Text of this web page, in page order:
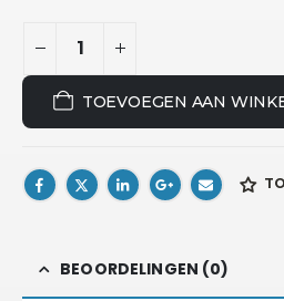
TOEVOEGEN AAN
BEOORDELINGEN (0)